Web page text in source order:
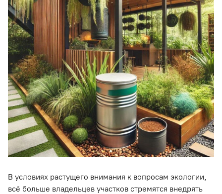
В условиях растущего внимания к вопросам экологии,
всё больше владельцев участков стремятся внедрять